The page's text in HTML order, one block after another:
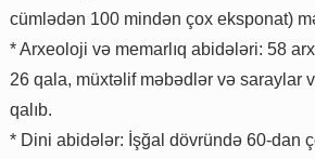
cümlədən 100 mindən çox eksponat)
* Arxeoloji və memarlıq abidələri: 58
26 qala, müxtəlif məbədlər və saraylar
qalıb.
* Dini abidələr: İşğal dövründə 60-dan